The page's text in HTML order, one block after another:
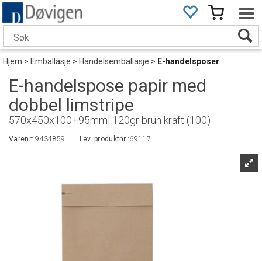
Hjem>Emballasje>Handelsemballasje> E-handelsposer
E-handelspose papir med
dobbel limstripe
570x450x100+95mm| 120gr brun kraft (100)
Varenr:9434859 Lev. produktnr.:69117